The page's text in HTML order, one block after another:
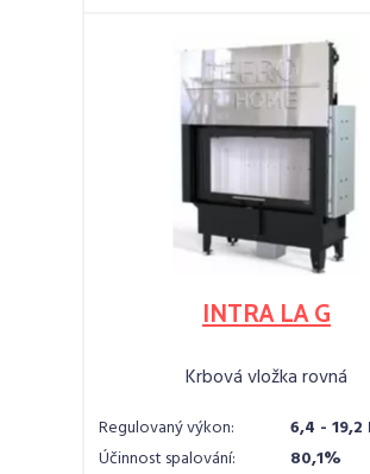
INTRA LA G
Krbová vložka rovná
Regulovaný výkon:
6,4 - 19,2
Účinnost spalování:
80,1%